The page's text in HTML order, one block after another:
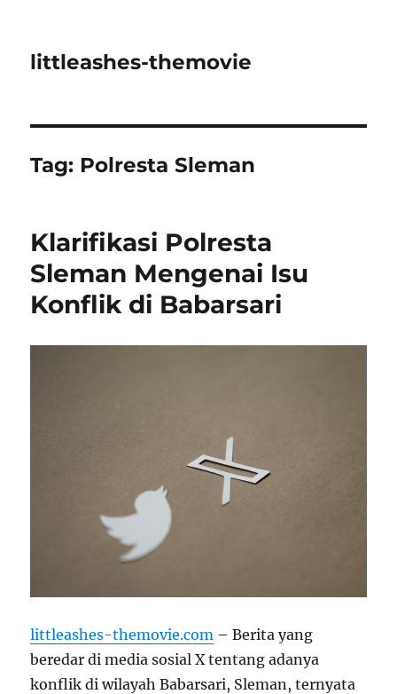
littleashes-themovie
Tag: Polresta Sleman
Klarifikasi Polresta
Sleman Mengenai Isu
Konflik di Babarsari
littleashes-themovie.com – Berita yang
beredar di media sosial X tentang adanya
konflik di wilayah Babarsari, Sleman, ternyata